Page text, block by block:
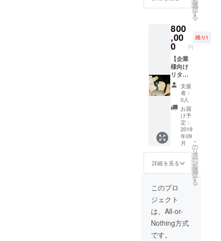
す)
ご希望
備考欄
にご記
入くだ
さい。
※ギャラ
リー、
貸しス
ペース
利用の
場合は
プロ
ジェク
ト成立
後に利
用日時
をお知
らせく
ださ
い。 ※
ンタル
希望の
場合は
プロ
ジェク
ト成立
て頂き
クレ
ジット
を作成
し、店
内に掲
示致し
ます。
※プロ
ジェク
ト成立
後にご
連絡さ
せて頂
きます
のでよ
ろしく
お願い
致しま
す。
選
択
す
る
800
,00
0 円
残り1
【企業
様向け
リター
ン】 ・
御社の
クレ
ジット
を作成
し、店
内に掲
示させ
て頂き
ます。
・春曄
制作の
(画像は
一例で
す。
テーマ
はこち
らで決
支援
者：
0人
お届
け予
定：
2019
年09
月
詳細を見る
こ
の
リ
タ
ー
ン
を
選
択
す
る
このプロ
ジェクト
は、All-or-
Nothing方式
です。